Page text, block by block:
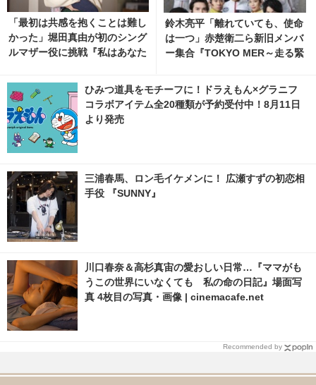
「最初は共感を抱くことは難し
かった」堀田真由が初のシング
ルマザー役に挑戦『私はあなた
鈴木亮平「離れていても、使命
は一つ」赤楚衛二ら新旧メンバ
ー集合『TOKYO MER～走る緊
ひみつ道具をモチーフに！ドラえもん×グラニフ
コラボアイテム全20種類が予約受付中！8月11日
より発売
三浦春馬、ロン毛イケメンに！ 広瀬すずの初恋相
手役 『SUNNY』
川口春奈＆高杉真宙の愛おしい日常…『ママがも
うこの世界にいなくても 私の命の日記』場面写
真 4枚目の写真・画像 | cinemacafe.net
Recommended by